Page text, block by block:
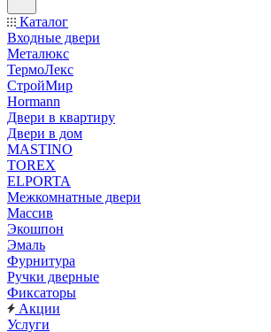
Каталог
Входные двери
Металюкс
ТермоЛекс
СтройМир
Hormann
Двери в квартиру
Двери в дом
MASTINO
TOREX
ELPORTA
Межкомнатные двери
Массив
Экошпон
Эмаль
Фурнитура
Ручки дверные
Фиксаторы
Акции
Услуги